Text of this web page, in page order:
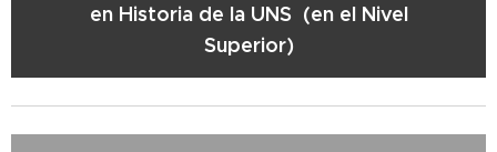
en Historia de la UNS (en el Nivel
Superior)